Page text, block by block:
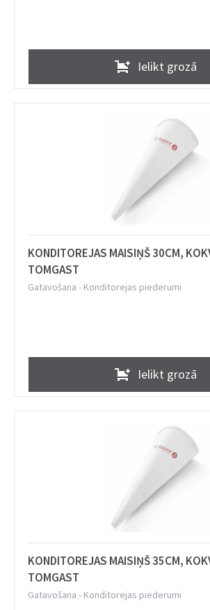
Ielikt grozā
KONDITOREJAS MAISIŅŠ 30CM,
TOMGAST
Gatavošana - Konditorejas piederumi
Ielikt grozā
KONDITOREJAS MAISIŅŠ 35CM,
TOMGAST
Gatavošana - Konditorejas piederumi